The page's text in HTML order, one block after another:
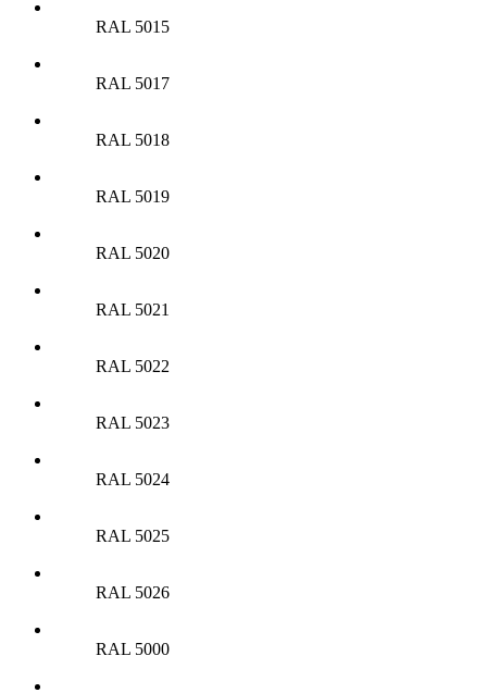
RAL 5015
RAL 5017
RAL 5018
RAL 5019
RAL 5020
RAL 5021
RAL 5022
RAL 5023
RAL 5024
RAL 5025
RAL 5026
RAL 5000